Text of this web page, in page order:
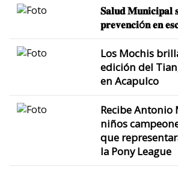
𝐒𝐚𝐥𝐮𝐝 𝐌𝐮𝐧𝐢𝐜𝐢𝐩𝐚𝐥
𝐩𝐫𝐞𝐯𝐞𝐧𝐜𝐢ó𝐧 𝐞𝐧
Los Mochis
edición del
en Acapulco
Recibe Antonio
niños
que
la Pony League